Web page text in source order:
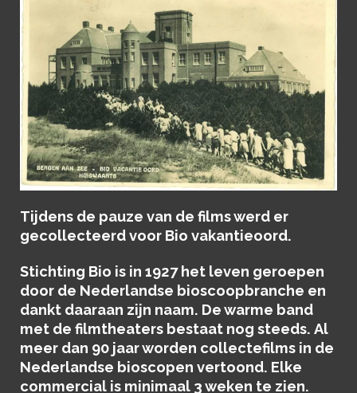
Tijdens de pauze van de films werd er
gecollecteerd voor Bio vakantieoord.
Stichting Bio is in 1927 het leven geroepen
door de Nederlandse bioscoopbranche en
dankt daaraan zijn naam. De warme band
met de filmtheaters bestaat nog steeds. Al
meer dan 90 jaar worden collectefilms in de
Nederlandse bioscopen vertoond. Elke
commercial is minimaal 3 weken te zien.